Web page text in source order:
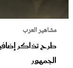
مشاهير العرب
طرح تذاكر
الجمهور